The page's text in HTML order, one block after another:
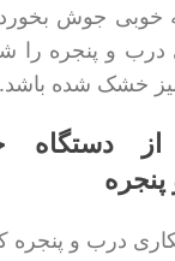
خوبی جوش
و پنجره را
خشک شده باشد.
از دستگاه